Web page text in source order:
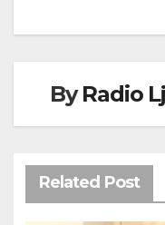
ByRadio
Related Post